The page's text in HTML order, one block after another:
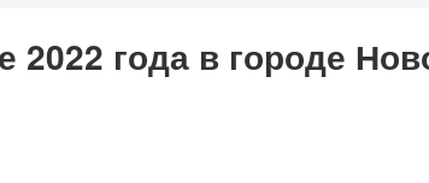
2022 года в городе